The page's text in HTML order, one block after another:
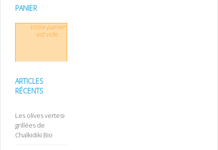
PANIER
Votre panier
est vide.
ARTICLES
RÉCENTS
Les olives vertes
grillées de
Chalkidiki Bio